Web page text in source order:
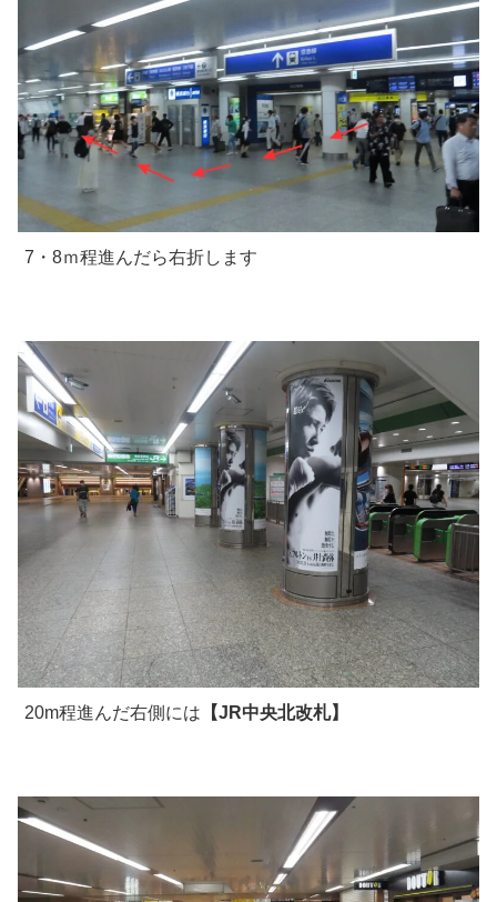
7・8ｍ程進んだら右折します
20m程進んだ右側には 【JR中央北改札】